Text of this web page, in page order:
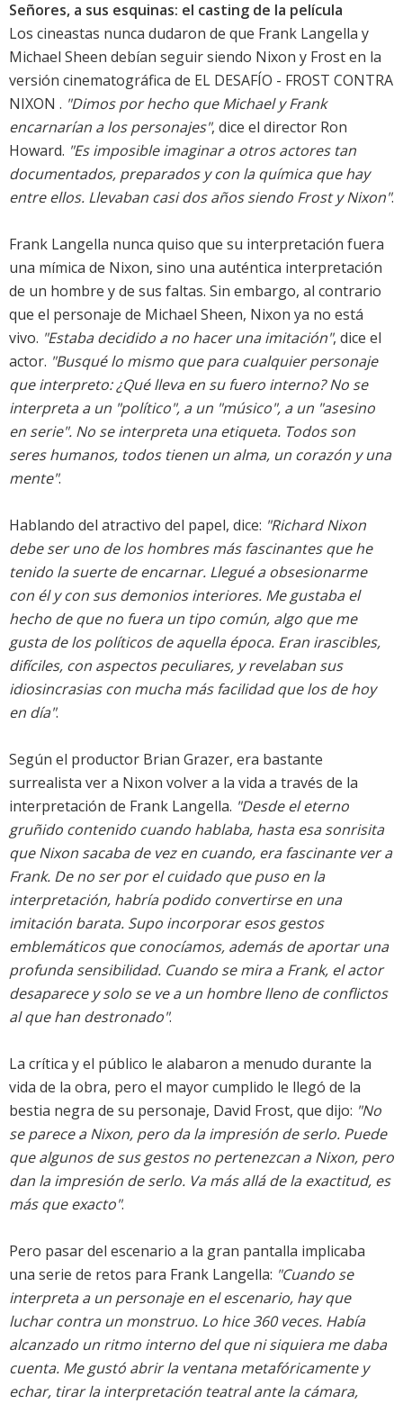
Señores, a sus esquinas: el casting de la película
Los cineastas nunca dudaron de que Frank Langella y
Michael Sheen debían seguir siendo Nixon y Frost en la
versión cinematográfica de EL DESAFÍO - FROST CONTRA
NIXON . "Dimos por hecho que Michael y Frank
encarnarían a los personajes", dice el director Ron
Howard. "Es imposible imaginar a otros actores tan
documentados, preparados y con la química que hay
entre ellos. Llevaban casi dos años siendo Frost y Nixon".
Frank Langella nunca quiso que su interpretación fuera
una mímica de Nixon, sino una auténtica interpretación
de un hombre y de sus faltas. Sin embargo, al contrario
que el personaje de Michael Sheen, Nixon ya no está
vivo. "Estaba decidido a no hacer una imitación", dice el
actor. "Busqué lo mismo que para cualquier personaje
que interpreto: ¿Qué lleva en su fuero interno? No se
interpreta a un "político", a un "músico", a un "asesino
en serie". No se interpreta una etiqueta. Todos son
seres humanos, todos tienen un alma, un corazón y una
mente".
Hablando del atractivo del papel, dice: "Richard Nixon
debe ser uno de los hombres más fascinantes que he
tenido la suerte de encarnar. Llegué a obsesionarme
con él y con sus demonios interiores. Me gustaba el
hecho de que no fuera un tipo común, algo que me
gusta de los políticos de aquella época. Eran irascibles,
difíciles, con aspectos peculiares, y revelaban sus
idiosincrasias con mucha más facilidad que los de hoy
en día".
Según el productor Brian Grazer, era bastante
surrealista ver a Nixon volver a la vida a través de la
interpretación de Frank Langella. "Desde el eterno
gruñido contenido cuando hablaba, hasta esa sonrisita
que Nixon sacaba de vez en cuando, era fascinante ver a
Frank. De no ser por el cuidado que puso en la
interpretación, habría podido convertirse en una
imitación barata. Supo incorporar esos gestos
emblemáticos que conocíamos, además de aportar una
profunda sensibilidad. Cuando se mira a Frank, el actor
desaparece y solo se ve a un hombre lleno de conflictos
al que han destronado".
La crítica y el público le alabaron a menudo durante la
vida de la obra, pero el mayor cumplido le llegó de la
bestia negra de su personaje, David Frost, que dijo: "No
se parece a Nixon, pero da la impresión de serlo. Puede
que algunos de sus gestos no pertenezcan a Nixon, pero
dan la impresión de serlo. Va más allá de la exactitud, es
más que exacto".
Pero pasar del escenario a la gran pantalla implicaba
una serie de retos para Frank Langella: "Cuando se
interpreta a un personaje en el escenario, hay que
luchar contra un monstruo. Lo hice 360 veces. Había
alcanzado un ritmo interno del que ni siquiera me daba
cuenta. Me gustó abrir la ventana metafóricamente y
echar, tirar la interpretación teatral ante la cámara,